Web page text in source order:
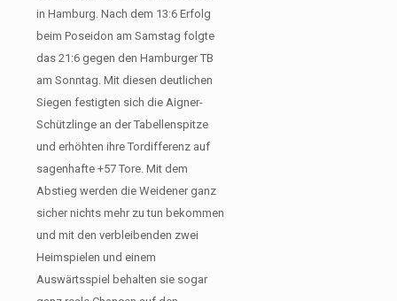
in Hamburg. Nach dem 13:6 Erfolg
beim Poseidon am Samstag folgte
das 21:6 gegen den Hamburger TB
am Sonntag. Mit diesen deutlichen
Siegen festigten sich die Aigner-
Schützlinge an der Tabellenspitze
und erhöhten ihre Tordifferenz auf
sagenhafte +57 Tore. Mit dem
Abstieg werden die Weidener ganz
sicher nichts mehr zu tun bekommen
und mit den verbleibenden zwei
Heimspielen und einem
Auswärtsspiel behalten sie sogar